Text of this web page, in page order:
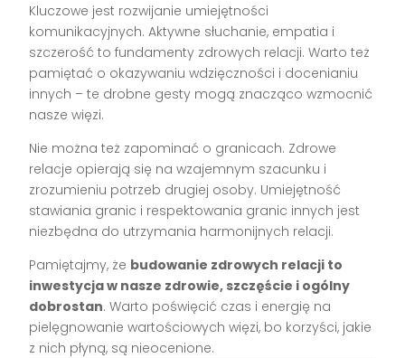
Kluczowe jest rozwijanie umiejętności
komunikacyjnych. Aktywne słuchanie, empatia i
szczerość to fundamenty zdrowych relacji. Warto też
pamiętać o okazywaniu wdzięczności i docenianiu
innych – te drobne gesty mogą znacząco wzmocnić
nasze więzi.
Nie można też zapominać o granicach. Zdrowe
relacje opierają się na wzajemnym szacunku i
zrozumieniu potrzeb drugiej osoby. Umiejętność
stawiania granic i respektowania granic innych jest
niezbędna do utrzymania harmonijnych relacji.
Pamiętajmy, że budowanie zdrowych relacji to
inwestycja w nasze zdrowie, szczęście i ogólny
dobrostan. Warto poświęcić czas i energię na
pielęgnowanie wartościowych więzi, bo korzyści, jakie
z nich płyną, są nieocenione.